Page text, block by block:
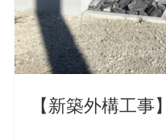
【新築外構工事】